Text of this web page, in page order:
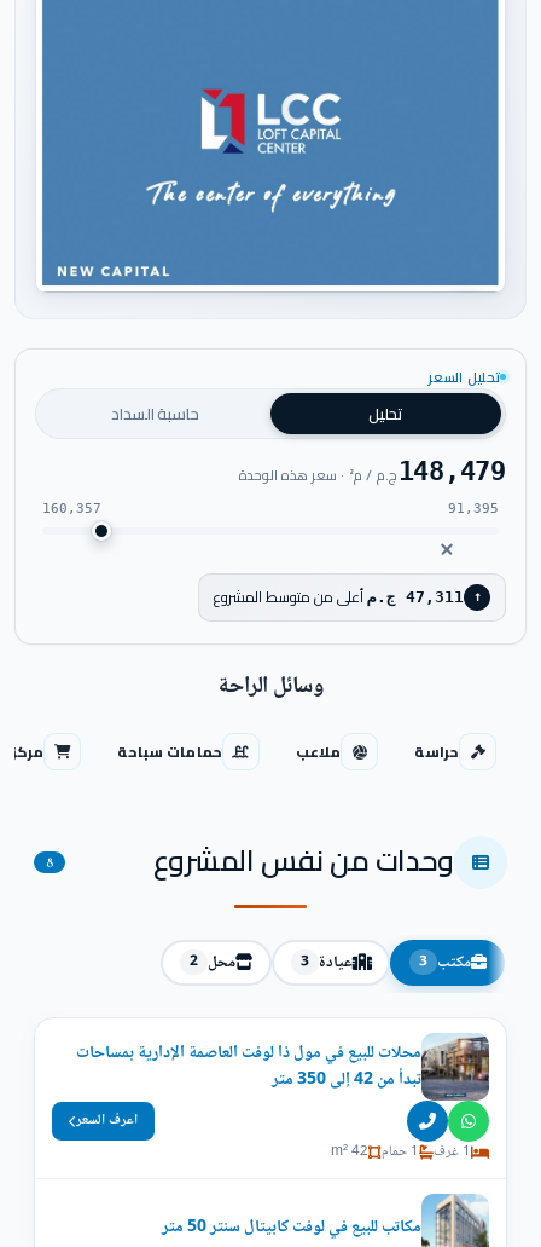
تحليل السعر
تحليل حاسبة السداد
148,479ج.م / م² · سعر هذه الوحدة
91,395
160,357
↑ 47,311 ج.م أعلى من متوسط المشروع
وسائل الراحة
حراسة ملاعب حمامات سباحة مركز
وحدات من نفس المشروع 8
مكتب 3 عيادة 3 محل 2
محلات للبيع في مول ذا لوفت العاصمة الإدارية بمساحات
تبدأ من 42 إلى 350 متر
1 غرف 1 حمام 42 m²
اعرف السعر
مكاتب للبيع في لوفت كابيتال سنتر 50 متر